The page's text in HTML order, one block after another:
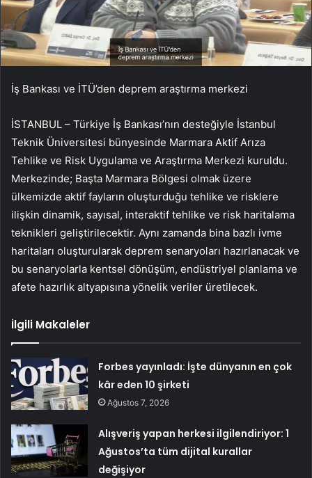
İş Bankası ve İTÜ’den deprem araştırma merkezi
İSTANBUL – Türkiye İş Bankası’nın desteğiyle İstanbul
Teknik Üniversitesi bünyesinde Marmara Aktif Arıza
Tehlike ve Risk Uygulama ve Araştırma Merkezi kuruldu.
Merkezinde; Başta Marmara Bölgesi olmak üzere
ülkemizde aktif fayların oluşturduğu tehlike ve risklere
ilişkin dinamik, sayısal, interaktif tehlike ve risk haritalama
teknikleri geliştirilecektir. Aynı zamanda bina bazlı ivme
haritaları oluşturularak deprem senaryoları hazırlanacak ve
bu senaryolarla kentsel dönüşüm, endüstriyel planlama ve
afete hazırlık altyapısına yönelik veriler üretilecek.
İlgili Makaleler
Forbes yayınladı: İşte dünyanın en çok
kâr eden 10 şirketi
Ağustos 7, 2026
Alışveriş yapan herkesi ilgilendiriyor: 1
Ağustos’ta tüm dijital kurallar
değişiyor